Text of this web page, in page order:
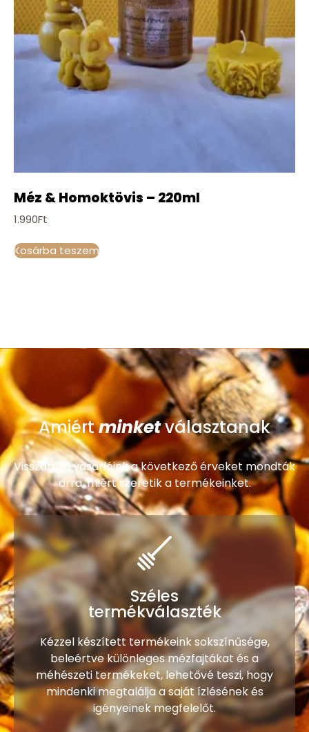
Méz & Homoktövis – 220ml
1.990Ft
Kosárba teszem
Amiértminketválasztanak
Visszatérő vásárlóink a következő érveket mondták
arra, miért szeretik a termékeinket.
Széles
termékválaszték
Kézzel készített termékeink sokszínűsége,
beleértve különleges mézfajtákat és a
méhészeti termékeket, lehetővé teszi, hogy
mindenki megtalálja a saját ízlésének és
igényeinek megfelelőt.